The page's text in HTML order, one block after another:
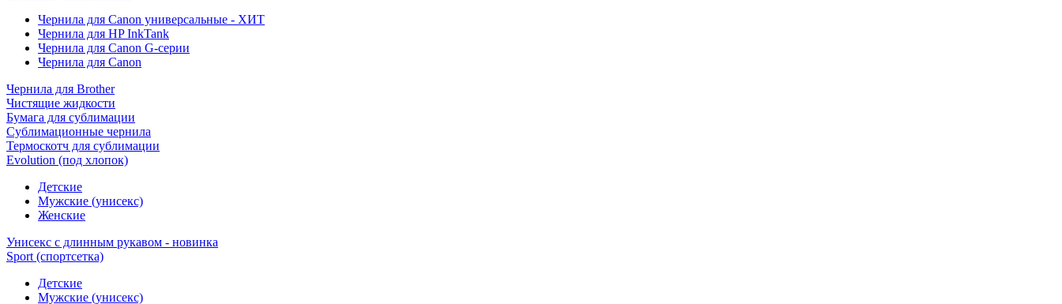
Чернила для Canon универсальные - ХИТ
Чернила для HP InkTank
Чернила для Canon G-серии
Чернила для Canon
Чернила для Brother
Чистящие жидкости
Бумага для сублимации
Сублимационные чернила
Термоскотч для сублимации
Evolution (под хлопок)
Детские
Мужские (унисекс)
Женские
Унисекс с длинным рукавом - новинка
Sport (спортсетка)
Детские
Мужские (унисекс)